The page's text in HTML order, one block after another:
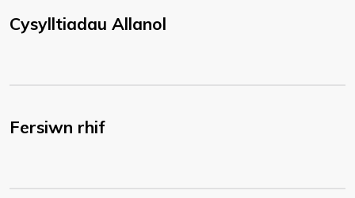
Cysylltiadau Allanol
Fersiwn rhif